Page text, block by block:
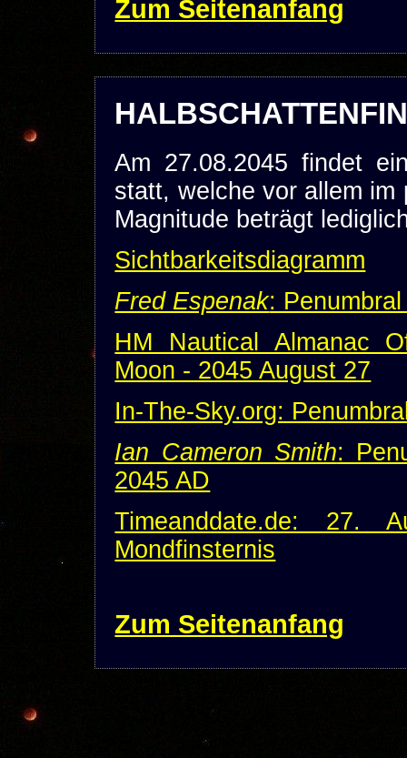
Zum Seitenanfang
Am 27.08.2045 findet
statt, welche vor allem
Magnitude beträgt
Sichtbarkeitsdiagramm
Fred Espenak:
HM Nautical Almanac
Moon - 2045 August 27
In-The-Sky.org:
Ian Cameron Smith:
2045 AD
Timeanddate.de: 27.
Mondfinsternis
Zum Seitenanfang